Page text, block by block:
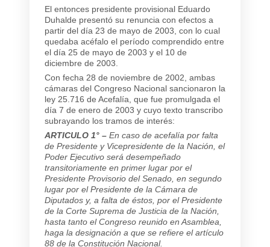
El entonces presidente provisional Eduardo
Duhalde presentó su renuncia con efectos a
partir del día 23 de mayo de 2003, con lo cual
quedaba acéfalo el período comprendido entre
el día 25 de mayo de 2003 y el 10 de
diciembre de 2003.
Con fecha 28 de noviembre de 2002, ambas
cámaras del Congreso Nacional sancionaron la
ley 25.716 de Acefalía, que fue promulgada el
día 7 de enero de 2003 y cuyo texto transcribo
subrayando los tramos de interés:
ARTICULO 1° – En caso de acefalía por falta
de Presidente y Vicepresidente de la Nación, el
Poder Ejecutivo será desempeñado
transitoriamente en primer lugar por el
Presidente Provisorio del Senado, en segundo
lugar por el Presidente de la Cámara de
Diputados y, a falta de éstos, por el Presidente
de la Corte Suprema de Justicia de la Nación,
hasta tanto el Congreso reunido en Asamblea,
haga la designación a que se refiere el artículo
88 de la Constitución Nacional.